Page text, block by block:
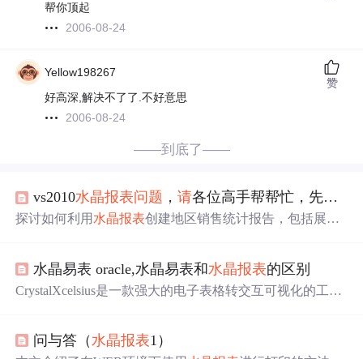
帮你顶起
2006-08-24
Yellow198267
好高深,解决不了了.不好意思
2006-08-24
赞
——到底了——
vs2010水晶报表问题 ，请各位高手帮帮忙，先谢谢了
探讨如何利用 水晶报表创建地区销售统计报告，包括展示
水晶易表 oracle,水晶易表和水晶报表的区别
CrystalXcelsius是一款强大的电子表格转交互可视化的工
fice整合水晶报表和BOE。本文介绍了其在企业中的应用价
问与答（ 水晶报表1）